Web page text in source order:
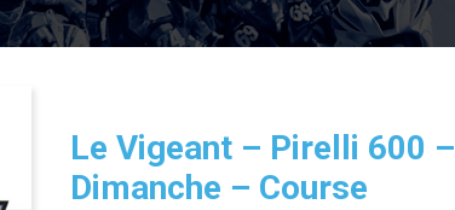
Le Vigeant – Pirelli 600 –
Dimanche – Course